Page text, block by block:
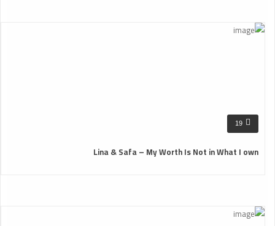
19
Lina & Safa – My Worth Is Not in What I own